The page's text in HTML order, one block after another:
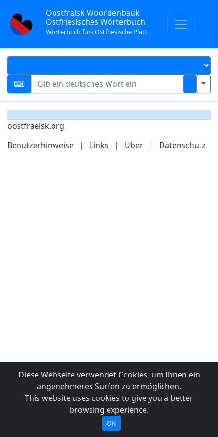
Oostfräisk Woordenbauk
Ostfriesisches Wörterbuch
Wörterbuch fürs Ostfriesische Platt
oostfraeisk.org
Benutzerhinweise
| Links | Über | Datenschutz
Diese Webseite verwendet Cookies, um Ihnen ein
angenehmeres Surfen zu ermöglichen.
This website uses cookies to give you a better
browsing experience.
OK